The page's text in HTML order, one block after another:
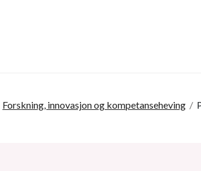
Forskning, innovasjon og kompetanseheving /